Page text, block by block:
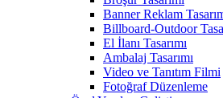
Banner Reklam
Billboard-Outdoor
El İlanı Tasarımı
Ambalaj Tasarımı
Video ve Tanıtım Filmi
Fotoğraf Düzenleme